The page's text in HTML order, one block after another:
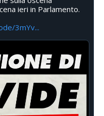
ieri in Parlamento.
3mYv...